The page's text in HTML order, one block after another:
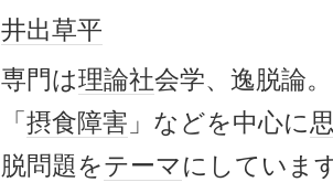
井出草平
専門は理論社会学、逸脱論
「 摂食障害 」などを中心に
脱問題をテーマにしていま